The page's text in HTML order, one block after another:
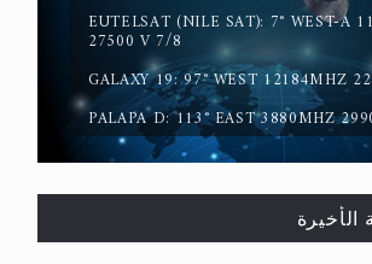
EUTELSAT (NILE SAT): 7° WEST-A
27500 V 7/8
GALAXY 19: 97° WEST 12184MHZ
PALAPA D: 113° EAST 3880MHZ